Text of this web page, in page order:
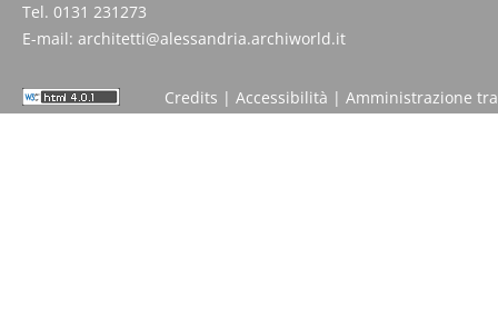
Tel. 0131 231273
E-mail: architetti@alessandria.archiworld.it
Credits | Accessibilità | Amministrazione